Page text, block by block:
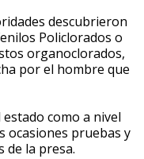
descubrieron
Policlorados o
organoclorados,
por el hombre que
como a nivel
ocasiones pruebas y
de la presa.